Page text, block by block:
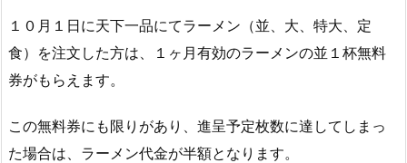
１０月１日に天下一品にてラーメン（並、大、特大、定
食）を注文した方は、１ヶ月有効のラーメンの並１杯無料
券がもらえます。
この無料券にも限りがあり、進呈予定枚数に達してしまっ
た場合は、ラーメン代金が半額となります。